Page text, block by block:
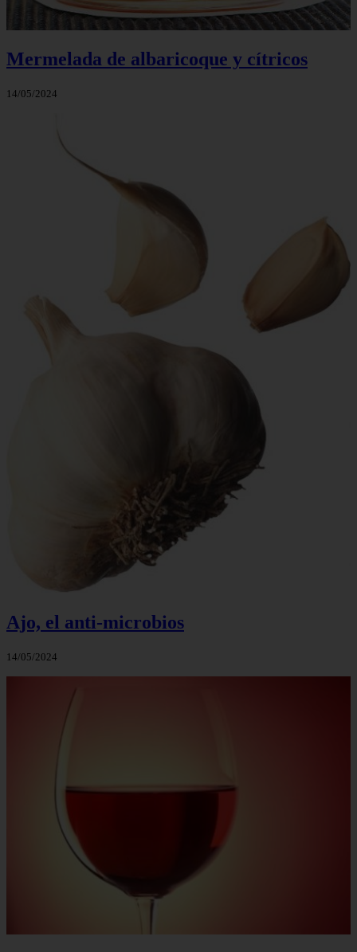
Mermelada de albaricoque y cítricos
14/05/2024
Ajo, el anti-microbios
14/05/2024